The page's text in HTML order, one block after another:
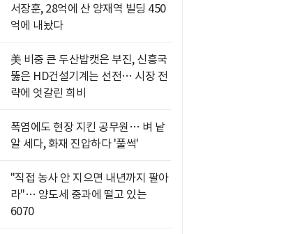
서장훈, 28억에 산 양재역 빌딩 450
억에 내놨다
美 비중 큰 두산밥캣은 부진, 신흥국
뚫은 HD건설기계는 선전… 시장 전
략에 엇갈린 희비
폭염에도 현장 지킨 공무원… 벼 낱
알 세다, 화재 진압하다 '풀썩'
"직접 농사 안 지으면 내년까지 팔아
라"… 양도세 중과에 떨고 있는
6070